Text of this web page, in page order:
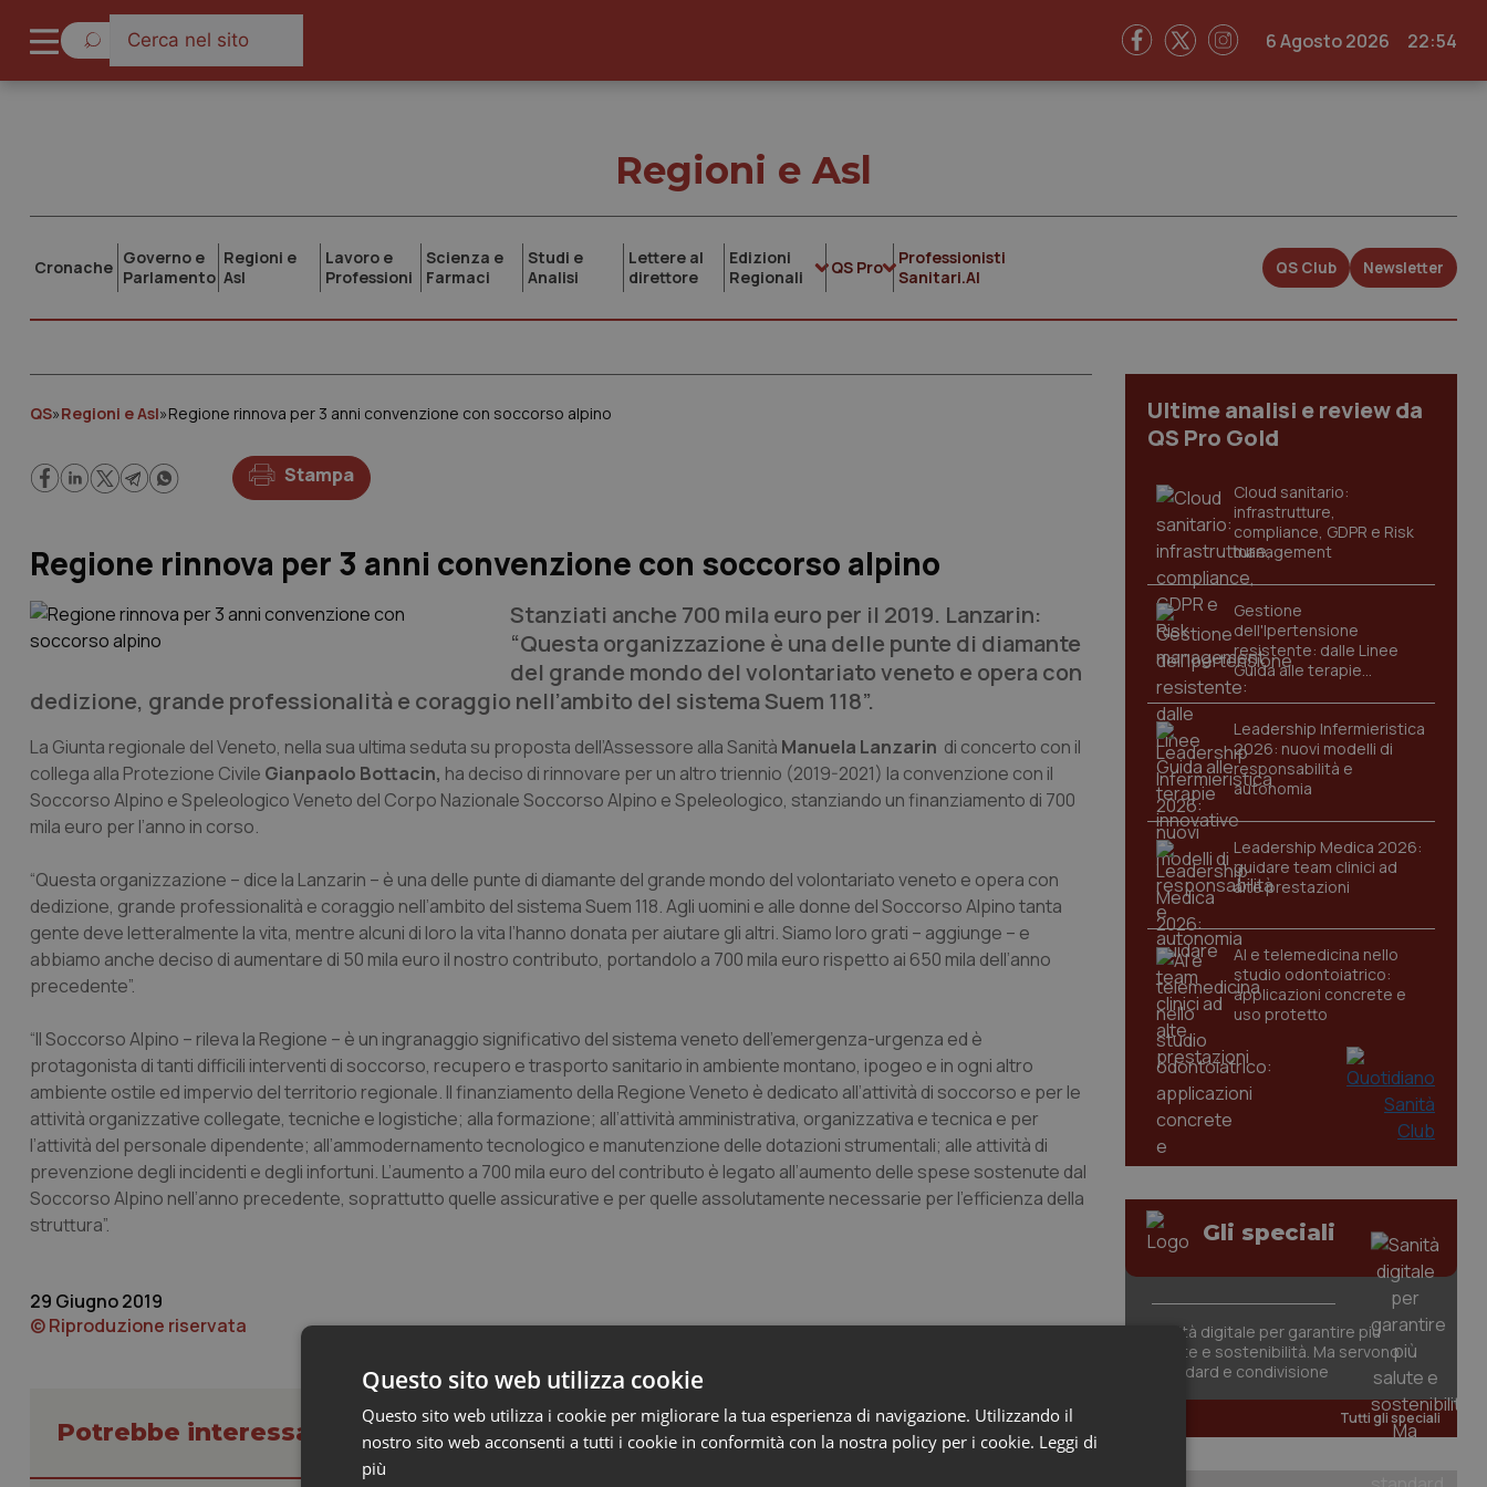
6 Agosto 2026 22:54
Regioni e Asl
Cronache Governo e
Parlamento
Regioni e
Asl
Lavoro e
Professioni
Scienza e
Farmaci
Studi e
Analisi
Lettere al
direttore
Edizioni
Regionali
QS Pro
Professionisti
Sanitari.AI
QS Club Newsletter
QS»Regioni e Asl»Regione rinnova per 3 anni convenzione con soccorso alpino
Stampa
Regione rinnova per 3 anni convenzione con soccorso alpino
Stanziati anche 700 mila euro per il 2019. Lanzarin:
“Questa organizzazione è una delle punte di diamante
del grande mondo del volontariato veneto e opera con
dedizione, grande professionalità e coraggio nell’ambito del sistema Suem 118”.
La Giunta regionale del Veneto, nella sua ultima seduta su proposta dell’Assessore alla Sanità Manuela Lanzarin di concerto con il
collega alla Protezione Civile Gianpaolo Bottacin, ha deciso di rinnovare per un altro triennio (2019-2021) la convenzione con il
Soccorso Alpino e Speleologico Veneto del Corpo Nazionale Soccorso Alpino e Speleologico, stanziando un finanziamento di 700
mila euro per l’anno in corso.
“Questa organizzazione – dice la Lanzarin – è una delle punte di diamante del grande mondo del volontariato veneto e opera con
dedizione, grande professionalità e coraggio nell’ambito del sistema Suem 118. Agli uomini e alle donne del Soccorso Alpino tanta
gente deve letteralmente la vita, mentre alcuni di loro la vita l’hanno donata per aiutare gli altri. Siamo loro grati – aggiunge – e
abbiamo anche deciso di aumentare di 50 mila euro il nostro contributo, portandolo a 700 mila euro rispetto ai 650 mila dell’anno
precedente”.
“Il Soccorso Alpino – rileva la Regione – è un ingranaggio significativo del sistema veneto dell’emergenza-urgenza ed è
protagonista di tanti difficili interventi di soccorso, recupero e trasporto sanitario in ambiente montano, ipogeo e in ogni altro
ambiente ostile ed impervio del territorio regionale. Il finanziamento della Regione Veneto è dedicato all’attività di soccorso e per le
attività organizzative collegate, tecniche e logistiche; alla formazione; all’attività amministrativa, organizzativa e tecnica e per
l’attività del personale dipendente; all’ammodernamento tecnologico e manutenzione delle dotazioni strumentali; alle attività di
prevenzione degli incidenti e degli infortuni. L’aumento a 700 mila euro del contributo è legato all’aumento delle spese sostenute dal
Soccorso Alpino nell’anno precedente, soprattutto quelle assicurative e per quelle assolutamente necessarie per l’efficienza della
struttura”.
29 Giugno 2019
© Riproduzione riservata
Potrebbe interessarti in Regioni e Asl
Ultime analisi e review da
QS Pro Gold
Cloud sanitario:
infrastrutture,
compliance, GDPR e Risk
management
Gestione
dell'Ipertensione
resistente: dalle Linee
Guida alle terapie
innovative
Leadership Infermieristica
2026: nuovi modelli di
responsabilità e
autonomia
Leadership Medica 2026:
guidare team clinici ad
alte prestazioni
AI e telemedicina nello
studio odontoiatrico:
applicazioni concrete e
uso protetto
Gli speciali
Sanità digitale per garantire più
salute e sostenibilità. Ma servono
standard e condivisione
Tutti gli speciali
Questo sito web utilizza cookie
Questo sito web utilizza i cookie per migliorare la tua esperienza di navigazione. Utilizzando il
nostro sito web acconsenti a tutti i cookie in conformità con la nostra policy per i cookie. Leggi di
più